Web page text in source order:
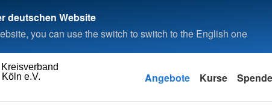
deutschen Website
you can use the switch to switch to the English one
Köln e.V.
Kreisverband
Angebote Kurse